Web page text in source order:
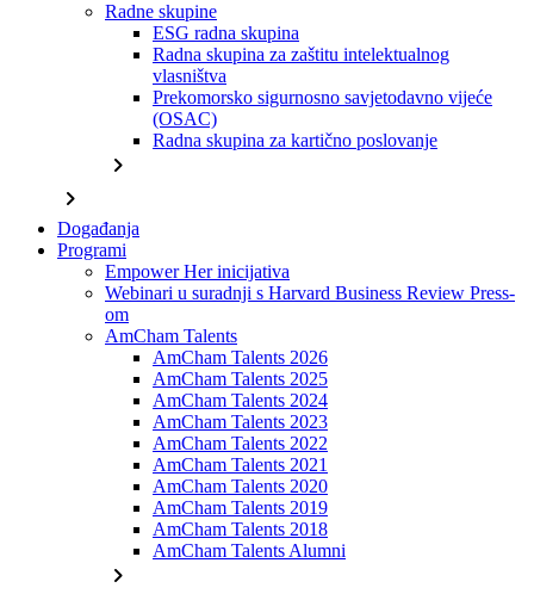
Radne skupine
ESG radna skupina
Radna skupina za zaštitu intelektualnog
vlasništva
Prekomorsko sigurnosno savjetodavno vijeće
(OSAC)
Radna skupina za kartično poslovanje
chevron_right
chevron_right
Događanja
Programi
Empower Her inicijativa
Webinari u suradnji s Harvard Business Review Press-
om
AmCham Talents
AmCham Talents 2026
AmCham Talents 2025
AmCham Talents 2024
AmCham Talents 2023
AmCham Talents 2022
AmCham Talents 2021
AmCham Talents 2020
AmCham Talents 2019
AmCham Talents 2018
AmCham Talents Alumni
chevron_right